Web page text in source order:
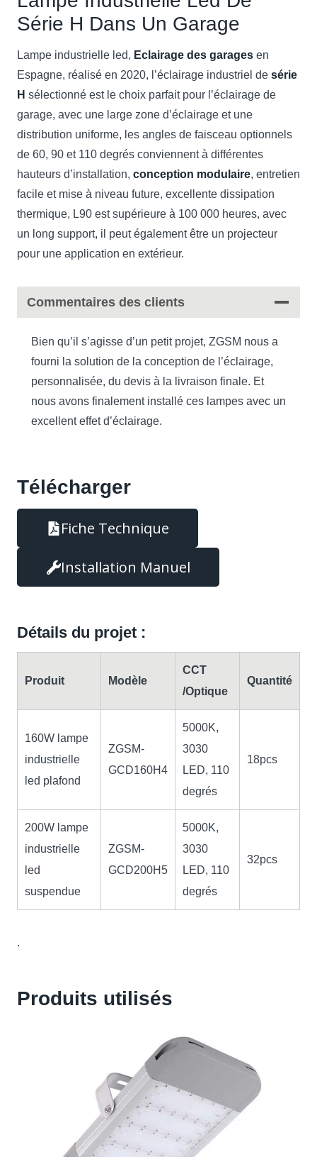
Série H Dans Un Garage
Lampe industrielle led, Eclairage des garages en
Espagne, réalisé en 2020, l’éclairage industriel de série
H sélectionné est le choix parfait pour l’éclairage de
garage, avec une large zone d’éclairage et une
distribution uniforme, les angles de faisceau optionnels
de 60, 90 et 110 degrés conviennent à différentes
hauteurs d’installation, conception modulaire, entretien
facile et mise à niveau future, excellente dissipation
thermique, L90 est supérieure à 100 000 heures, avec
un long support, il peut également être un projecteur
pour une application en extérieur.
Commentaires des clients
Bien qu’il s’agisse d’un petit projet, ZGSM nous a
fourni la solution de la conception de l’éclairage,
personnalisée, du devis à la livraison finale. Et
nous avons finalement installé ces lampes avec un
excellent effet d’éclairage.
Télécharger
Fiche Technique
Installation Manuel
Détails du projet :
Produit Modèle
CCT
/Optique
Quantité
160W lampe
industrielle
led plafond
ZGSM-
GCD160H4
5000K,
3030
LED, 110
degrés
18pcs
200W lampe
industrielle
led
suspendue
ZGSM-
GCD200H5
5000K,
3030
LED, 110
degrés
32pcs
.
Produits utilisés